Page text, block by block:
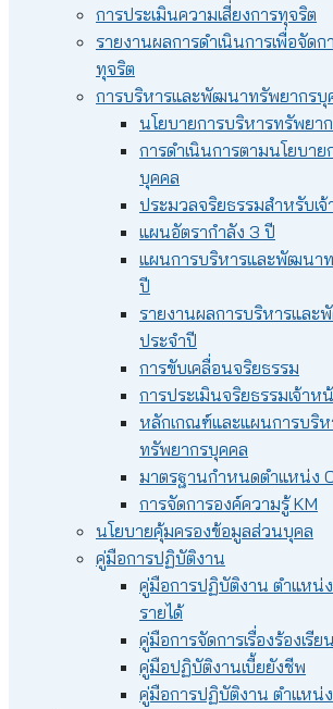
การประเมินความเสี่ยงการทุจริต
รายงานผลการดำเนินการเพื่อจัดก
ทุจริต
การบริหารและพัฒนาทรัพยากรบุ
นโยบายการบริหารทรัพยา
การดำเนินการตามนโยบา
บุคคล
ประมวลจริยธรรมสำหรับเ
แผนอัตรากำลัง 3 ปี
แผนการบริหารและพัฒนา
ปี
รายงานผลการบริหารแล
ประจำปี
การขับเคลื่อนจริยธรรม
การประเมินจริยธรรมเจ้าห
หลักเกณฑ์และแผนการบริ
ทรัพยากรบุคคล
มาตรฐานกำหนดตำแหน่ง
การจัดการองค์ความรู้ KM
นโยบายคุ้มครองข้อมูลส่วนบุคล
คู่มือการปฏิบัติงาน
คู่มือการปฏิบัติงาน ตำแหน่
รายได้
คู่มือการจัดการเรื่องร้องเรียน
คู่มือปฏิบัติงานเบี้ยยังชีพ
คู่มือการปฏิบัติงาน ตำแหน่